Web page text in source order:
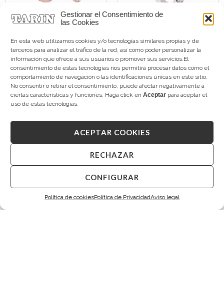
Gestionar el Consentimiento de
las Cookies
En esta web utilizamos cookies y/o tecnologías similares propias y de
terceros para analizar el tráfico de la red, así como poder personalizar la
información que ofrece a sus usuarios o promover sus servicios.El
consentimiento de estas tecnologías nos permitirá procesar datos como el
comportamiento de navegación o las identificaciones únicas en este sitio.
No consentir o retirar el consentimiento, puede afectar negativamente a
ciertas características y funciones. Haga click en Aceptar para aceptar el
uso de estas tecnologías.
ACEPTAR COOKIES
RECHAZAR
CONFIGURAR
Política de cookiesPolítica de PrivacidadAviso legal
TARIN CEDRO
Pendientes de novia
2.450,00€
TARIN CEDRO
Diamantes
2.495,00€